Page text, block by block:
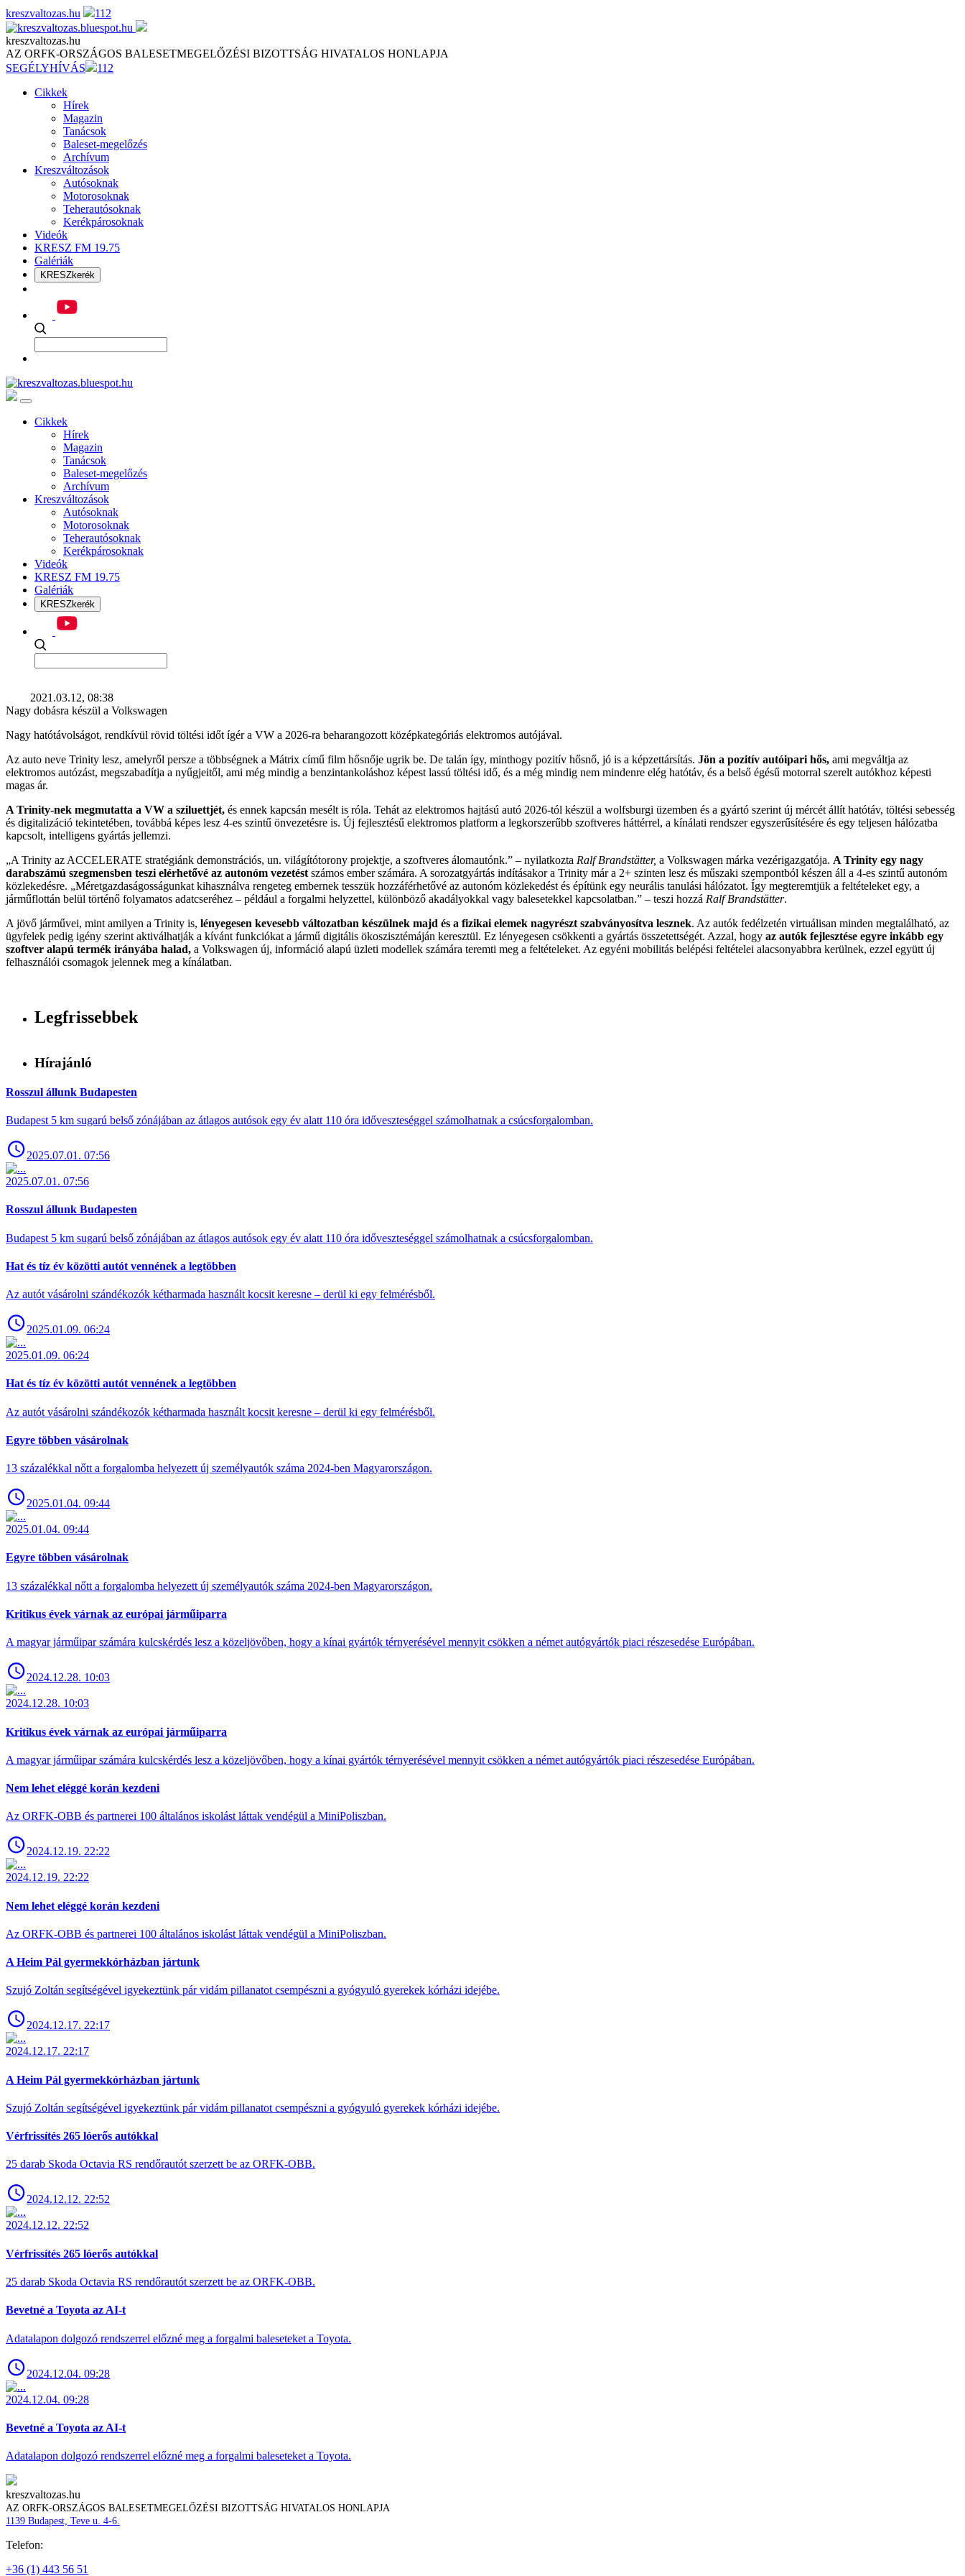
Skip
to
content
kreszvaltozas.hu 112
kreszvaltozas.hu
AZ ORFK-ORSZÁGOS BALESETMEGELŐZÉSI BIZOTTSÁG HIVATALOS HONLAPJA
SEGÉLYHÍVÁS
112
Cikkek
Hírek
Magazin
Tanácsok
Baleset-megelőzés
Archívum
Kreszváltozások
Autósoknak
Motorosoknak
Teherautósoknak
Kerékpárosoknak
Videók
KRESZ FM 19.75
Galériák
KRESZkerék
Cikkek
Hírek
Magazin
Tanácsok
Baleset-megelőzés
Archívum
Kreszváltozások
Autósoknak
Motorosoknak
Teherautósoknak
Kerékpárosoknak
Videók
KRESZ FM 19.75
Galériák
KRESZkerék
2021.03.12, 08:38
Nagy dobásra készül a Volkswagen
Nagy hatótávolságot, rendkívül rövid töltési időt ígér a VW a 2026-ra beharangozott középkategóriás elektromos autójával.
Az auto neve Trinity lesz, amelyről persze a többségnek a Mátrix című film hősnője ugrik be. De talán így, minthogy pozitív hősnő, jó is a képzettársítás. Jön a pozitív autóipari hős, ami megváltja az
elektromos autózást, megszabadítja a nyűgjeitől, ami még mindig a benzintankoláshoz képest lassú töltési idő, és a még mindig nem mindenre elég hatótáv, és a belső égésű motorral szerelt autókhoz képesti
magas ár.
A Trinity-nek megmutatta a VW a sziluettjét, és ennek kapcsán mesélt is róla. Tehát az elektromos hajtású autó 2026-tól készül a wolfsburgi üzemben és a gyártó szerint új mércét állít hatótáv, töltési sebesség
és digitalizáció tekintetében, továbbá képes lesz 4-es szintű önvezetésre is. Új fejlesztésű elektromos platform a legkorszerűbb szoftveres háttérrel, a kínálati rendszer egyszerűsítésére és egy teljesen hálózatba
kapcsolt, intelligens gyártás jellemzi.
„A Trinity az ACCELERATE stratégiánk demonstrációs, un. világítótorony projektje, a szoftveres álomautónk.” – nyilatkozta Ralf Brandstätter, a Volkswagen márka vezérigazgatója. A Trinity egy nagy
darabszámú szegmensben teszi elérhetővé az autonóm vezetést számos ember számára. A sorozatgyártás indításakor a Trinity már a 2+ szinten lesz és műszaki szempontból készen áll a 4-es szintű autonóm
közlekedésre. „Méretgazdaságosságunkat kihasználva rengeteg embernek tesszük hozzáférhetővé az autonóm közlekedést és építünk egy neurális tanulási hálózatot. Így megteremtjük a feltételeket egy, a
járműflottán belül történő folyamatos adatcseréhez – például a forgalmi helyzettel, különböző akadályokkal vagy balesetekkel kapcsolatban.” – teszi hozzá Ralf Brandstätter.
A jövő járművei, mint amilyen a Trinity is, lényegesen kevesebb változatban készülnek majd és a fizikai elemek nagyrészt szabványosítva lesznek. Az autók fedélzetén virtuálisan minden megtalálható, az
ügyfelek pedig igény szerint aktiválhatják a kívánt funkciókat a jármű digitális ökoszisztémáján keresztül. Ez lényegesen csökkenti a gyártás összetettségét. Azzal, hogy az autók fejlesztése egyre inkább egy
szoftver alapú termék irányába halad, a Volkswagen új, információ alapú üzleti modellek számára teremti meg a feltételeket. Az egyéni mobilitás belépési feltételei alacsonyabbra kerülnek, ezzel együtt új
felhasználói csomagok jelennek meg a kínálatban.
Legfrissebbek
Hírajánló
Rosszul állunk Budapesten
Budapest 5 km sugarú belső zónájában az átlagos autósok egy év alatt 110 óra időveszteséggel számolhatnak a csúcsforgalomban.
2025.07.01. 07:56
2025.07.01. 07:56
Rosszul állunk Budapesten
Budapest 5 km sugarú belső zónájában az átlagos autósok egy év alatt 110 óra időveszteséggel számolhatnak a csúcsforgalomban.
Hat és tíz év közötti autót vennének a legtöbben
Az autót vásárolni szándékozók kétharmada használt kocsit keresne – derül ki egy felmérésből.
2025.01.09. 06:24
2025.01.09. 06:24
Hat és tíz év közötti autót vennének a legtöbben
Az autót vásárolni szándékozók kétharmada használt kocsit keresne – derül ki egy felmérésből.
Egyre többen vásárolnak
13 százalékkal nőtt a forgalomba helyezett új személyautók száma 2024-ben Magyarországon.
2025.01.04. 09:44
2025.01.04. 09:44
Egyre többen vásárolnak
13 százalékkal nőtt a forgalomba helyezett új személyautók száma 2024-ben Magyarországon.
Kritikus évek várnak az európai járműiparra
A magyar járműipar számára kulcskérdés lesz a közeljövőben, hogy a kínai gyártók térnyerésével mennyit csökken a német autógyártók piaci részesedése Európában.
2024.12.28. 10:03
2024.12.28. 10:03
Kritikus évek várnak az európai járműiparra
A magyar járműipar számára kulcskérdés lesz a közeljövőben, hogy a kínai gyártók térnyerésével mennyit csökken a német autógyártók piaci részesedése Európában.
Nem lehet eléggé korán kezdeni
Az ORFK-OBB és partnerei 100 általános iskolást láttak vendégül a MiniPoliszban.
2024.12.19. 22:22
2024.12.19. 22:22
Nem lehet eléggé korán kezdeni
Az ORFK-OBB és partnerei 100 általános iskolást láttak vendégül a MiniPoliszban.
A Heim Pál gyermekkórházban jártunk
Szujó Zoltán segítségével igyekeztünk pár vidám pillanatot csempészni a gyógyuló gyerekek kórházi idejébe.
2024.12.17. 22:17
2024.12.17. 22:17
A Heim Pál gyermekkórházban jártunk
Szujó Zoltán segítségével igyekeztünk pár vidám pillanatot csempészni a gyógyuló gyerekek kórházi idejébe.
Vérfrissítés 265 lóerős autókkal
25 darab Skoda Octavia RS rendőrautót szerzett be az ORFK-OBB.
2024.12.12. 22:52
2024.12.12. 22:52
Vérfrissítés 265 lóerős autókkal
25 darab Skoda Octavia RS rendőrautót szerzett be az ORFK-OBB.
Bevetné a Toyota az AI-t
Adatalapon dolgozó rendszerrel előzné meg a forgalmi baleseteket a Toyota.
2024.12.04. 09:28
2024.12.04. 09:28
Bevetné a Toyota az AI-t
Adatalapon dolgozó rendszerrel előzné meg a forgalmi baleseteket a Toyota.
kreszvaltozas.hu
AZ ORFK-ORSZÁGOS BALESETMEGELŐZÉSI BIZOTTSÁG HIVATALOS HONLAPJA
1139 Budapest, Teve u. 4-6.
Telefon:
+36 (1) 443 56 51